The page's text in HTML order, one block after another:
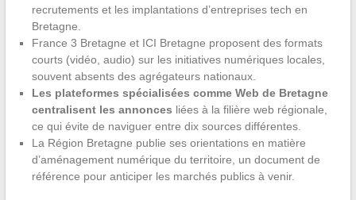
recrutements et les implantations d’entreprises tech en
Bretagne.
France 3 Bretagne et ICI Bretagne proposent des formats
courts (vidéo, audio) sur les initiatives numériques locales,
souvent absents des agrégateurs nationaux.
Les plateformes spécialisées comme Web de Bretagne
centralisent les annonces liées à la filière web régionale,
ce qui évite de naviguer entre dix sources différentes.
La Région Bretagne publie ses orientations en matière
d’aménagement numérique du territoire, un document de
référence pour anticiper les marchés publics à venir.